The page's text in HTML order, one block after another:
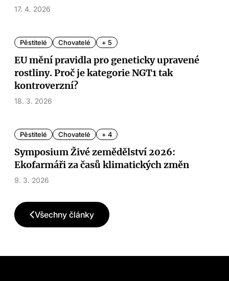
17. 4. 2026
Pěstitelé Chovatelé + 5
EU mění pravidla pro geneticky upravené
rostliny. Proč je kategorie NGT1 tak
kontroverzní?
18. 3. 2026
Pěstitelé Chovatelé + 4
Symposium Živé zemědělství 2026:
Ekofarmáři za časů klimatických změn
9. 3. 2026
Všechny články